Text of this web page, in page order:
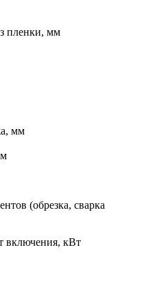
пленки, мм
мм
(обрезка, сварка
включения, кВт